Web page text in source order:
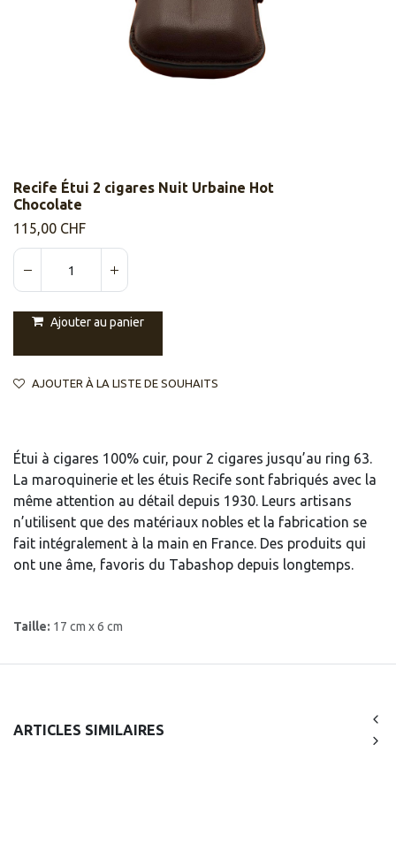
Recife Étui 2 cigares Nuit Urbaine Hot
Chocolate
115,00 CHF
Ajouter au panier
AJOUTER À LA LISTE DE SOUHAITS
Étui à cigares 100% cuir, pour 2 cigares jusqu’au ring 63.
La maroquinerie et les étuis Recife sont fabriqués avec la
même attention au détail depuis 1930. Leurs artisans
n’utilisent que des matériaux nobles et la fabrication se
fait intégralement à la main en France. Des produits qui
ont une âme, favoris du Tabashop depuis longtemps.
Taille: 17 cm x 6 cm
ARTICLES SIMILAIRES